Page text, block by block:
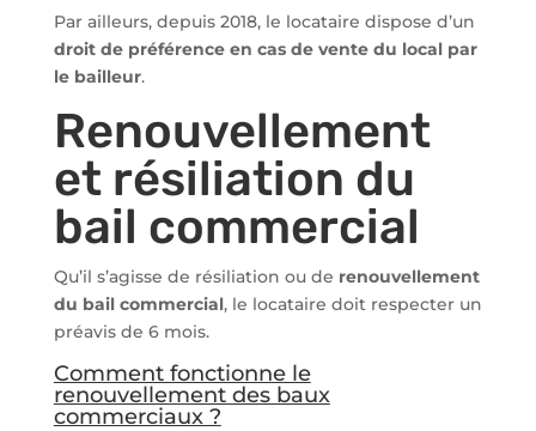
Par ailleurs, depuis 2018, le locataire dispose d’un
droit de préférence en cas de vente du local par
le bailleur.
Renouvellement
et résiliation du
bail commercial
Qu’il s’agisse de résiliation ou de renouvellement
du bail commercial, le locataire doit respecter un
préavis de 6 mois.
Comment fonctionne le
renouvellement des baux
commerciaux ?